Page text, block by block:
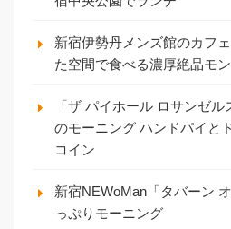
新宿伊勢丹メンズ館のカフ
た空間で食べる濃厚絶品モ
「ザ パイホール ロサンゼ
のモーニング ハンドパイと
コイン
新宿NEWoMan「タバーン
っぷりモーニング